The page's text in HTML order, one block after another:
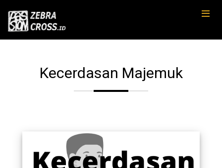
Kecerdasan Majemuk